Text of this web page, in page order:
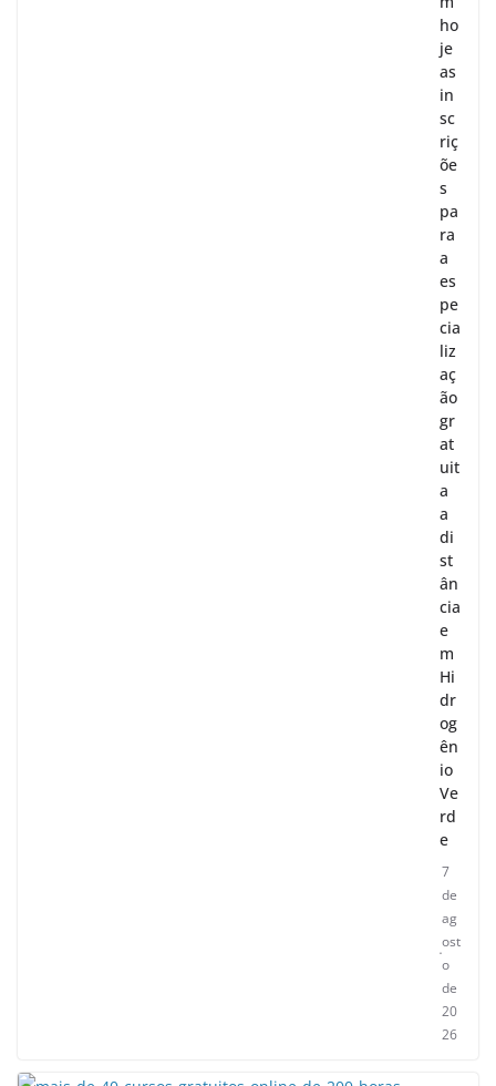
ho
je
as
in
sc
riç
õe
s
pa
ra
a
es
pe
cia
liz
aç
ão
gr
at
uit
a
a
di
st
ân
cia
e
m
Hi
dr
og
ên
io
Ve
rd
e
7
de
ag
ost
o
de
20
26